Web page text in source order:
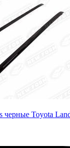
черные Toyota